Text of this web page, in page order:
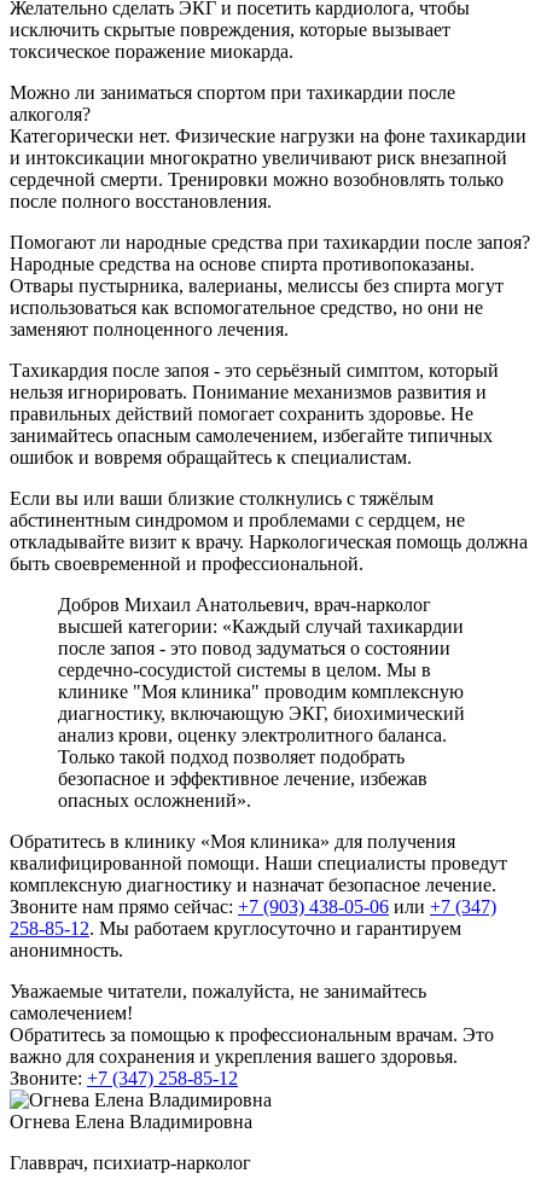
Желательно сделать ЭКГ и посетить кардиолога, чтобы
исключить скрытые повреждения, которые вызывает
токсическое поражение миокарда.
Можно ли заниматься спортом при тахикардии после
алкоголя?
Категорически нет. Физические нагрузки на фоне тахикардии
и интоксикации многократно увеличивают риск внезапной
сердечной смерти. Тренировки можно возобновлять только
после полного восстановления.
Помогают ли народные средства при тахикардии после запоя?
Народные средства на основе спирта противопоказаны.
Отвары пустырника, валерианы, мелиссы без спирта могут
использоваться как вспомогательное средство, но они не
заменяют полноценного лечения.
Тахикардия после запоя - это серьёзный симптом, который
нельзя игнорировать. Понимание механизмов развития и
правильных действий помогает сохранить здоровье. Не
занимайтесь опасным самолечением, избегайте типичных
ошибок и вовремя обращайтесь к специалистам.
Если вы или ваши близкие столкнулись с тяжёлым
абстинентным синдромом и проблемами с сердцем, не
откладывайте визит к врачу. Наркологическая помощь должна
быть своевременной и профессиональной.
Добров Михаил Анатольевич, врач-нарколог
высшей категории: «Каждый случай тахикардии
после запоя - это повод задуматься о состоянии
сердечно-сосудистой системы в целом. Мы в
клинике "Моя клиника" проводим комплексную
диагностику, включающую ЭКГ, биохимический
анализ крови, оценку электролитного баланса.
Только такой подход позволяет подобрать
безопасное и эффективное лечение, избежав
опасных осложнений».
Обратитесь в клинику «Моя клиника» для получения
квалифицированной помощи. Наши специалисты проведут
комплексную диагностику и назначат безопасное лечение.
Звоните нам прямо сейчас: +7 (903) 438-05-06 или +7 (347)
258-85-12. Мы работаем круглосуточно и гарантируем
анонимность.
Уважаемые читатели, пожалуйста, не занимайтесь
самолечением!
Обратитесь за помощью к профессиональным врачам. Это
важно для сохранения и укрепления вашего здоровья.
Звоните: +7 (347) 258-85-12
Огнева Елена Владимировна
Главврач, психиатр-нарколог